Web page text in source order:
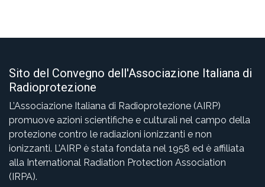
Sito del Convegno dell'Associazione Italiana di
Radioprotezione
L’Associazione Italiana di Radioprotezione (AIRP)
promuove azioni scientifiche e culturali nel campo della
protezione contro le radiazioni ionizzanti e non
ionizzanti. L’AIRP è stata fondata nel 1958 ed è affiliata
alla International Radiation Protection Association
(IRPA).